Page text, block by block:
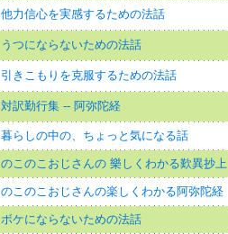
他力信心を実感するための法話
うつにならないための法話
引きこもりを克服するための法話
対訳勤行集 -- 阿弥陀経
暮らしの中の、ちょっと気になる話
のこのこおじさんの 樂しくわかる歎異抄上
のこのこおじさんの楽しくわかる阿弥陀経
ボケにならないための法話